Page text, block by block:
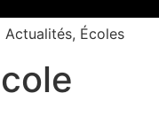
Actualités, Écoles